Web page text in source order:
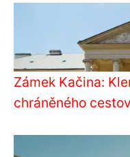
Zámek Kačina:
chráněného